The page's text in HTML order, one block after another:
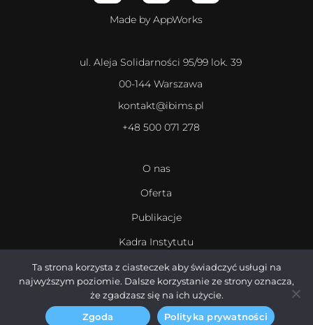
Made by AppWorks
ul. Aleja Solidarności 95/99 lok. 39
00-144 Warszawa
kontakt@ibims.pl
+48 500 071 278
O nas
Oferta
Publikacje
Kadra Instytutu
Kariera
Ta strona korzysta z ciasteczek aby świadczyć usługi na
najwyższym poziomie. Dalsze korzystanie ze strony oznacza,
że zgadzasz się na ich użycie.
Zgoda
Polityka prywatności